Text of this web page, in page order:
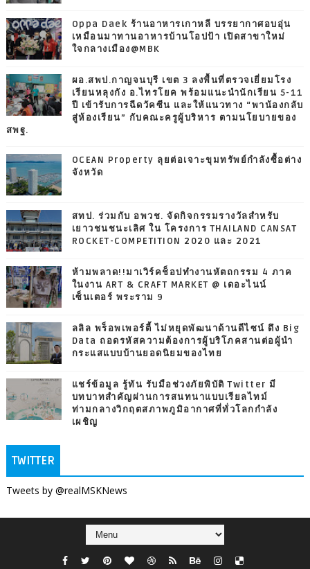
Oppa Daek ร้านอาหารเกาหลี บรรยากาศอบอุ่น
เหมือนมาทานอาหารบ้านโอปป้า เปิดสาขาใหม่
ใจกลางเมือง@MBK
ผอ.สพป.กาญจนบุรี เขต 3 ลงพื้นที่ตรวจเยี่ยมโรง
เรียนหลุงกัง อ.ไทรโยค พร้อมแนะนำนักเรียน 5-11
ปี เข้ารับการฉีดวัคซีน และให้แนวทาง “พาน้องกลับ
สู่ห้องเรียน” กับคณะครูผู้บริหาร ตามนโยบายของ
สพฐ.
OCEAN Property ลุยต่อเจาะขุมทรัพย์กำลังซื้อต่าง
จังหวัด
สทป. ร่วมกับ อพวช. จัดกิจกรรมรางวัลสำหรับ
เยาวชนชนะเลิศ ใน โครงการ THAILAND CANSAT
ROCKET-COMPETITION 2020 และ 2021
ห้ามพลาด!!มาเวิร์คช็อปทำงานหัตถกรรม 4 ภาค
ในงาน ART & CRAFT MARKET @ เดอะไนน์
เซ็นเตอร์ พระราม 9
ลลิล พร็อพเพอร์ตี้ ไม่หยุดพัฒนาด้านดีไซน์ ดึง Big
Data ถอดรหัสความต้องการผู้บริโภคสานต่อผู้นำ
กระแสแบบบ้านยอดนิยมของไทย
แชร์ข้อมูล รู้ทัน รับมือช่วงภัยพิบัติ Twitter มี
บทบาทสำคัญผ่านการสนทนาแบบเรียลไทม์
ท่ามกลางวิกฤตสภาพภูมิอากาศที่ทั่วโลกกำลัง
เผชิญ
TWITTER
Tweets by @realMSKNews